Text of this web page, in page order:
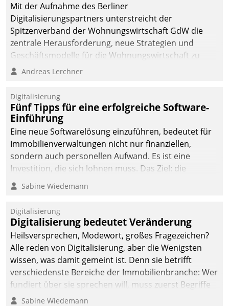
Mit der Aufnahme des Berliner
Digitalisierungspartners unterstreicht der
Spitzenverband der Wohnungswirtschaft GdW die
zentrale Herausforderung, neue Strategien und
Geschäftsmodelle für die Wohnungswirtschaft zu
entwickeln.
Andreas Lerchner
Digitalisierung
Fünf Tipps für eine erfolgreiche Software-
Einführung
Eine neue Softwarelösung einzuführen, bedeutet für
Immobilienverwaltungen nicht nur finanziellen,
sondern auch personellen Aufwand. Es ist eine
Investition, die sich lohnen muss. Das Ziel: die
nachhaltige Optimierung der Geschäftsabläufe. Damit
dieses Ziel erreicht wird, sollten einige Grundregeln
Sabine Wiedemann
Digitalisierung
Digitalisierung bedeutet Veränderung
Heilsversprechen, Modewort, großes Fragezeichen?
Alle reden von Digitalisierung, aber die Wenigsten
wissen, was damit gemeint ist. Denn sie betrifft
verschiedenste Bereiche der Immobilienbranche: Wer
fundiert über sie sprechen will, muss zuerst Begriffe
klären. Ein Aspekt ist die betriebliche Optimierung:
Sabine Wiedemann